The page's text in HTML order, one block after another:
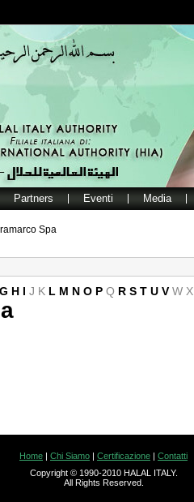
Partners Eventi Media
Spa
G H I J K L M N O P Q R S T U V W X
Home | Chi Siamo | Certificazione | Contatti
Copyright © 1990-2010 HALAL ITALY.
All Rights Reserved.